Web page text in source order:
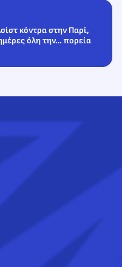
κόντρα στην Παρί,
όλη την… πορεία